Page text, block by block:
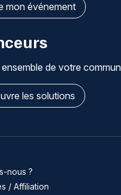
mon événement
de votre
les solutions
nous ?
/ Affiliation